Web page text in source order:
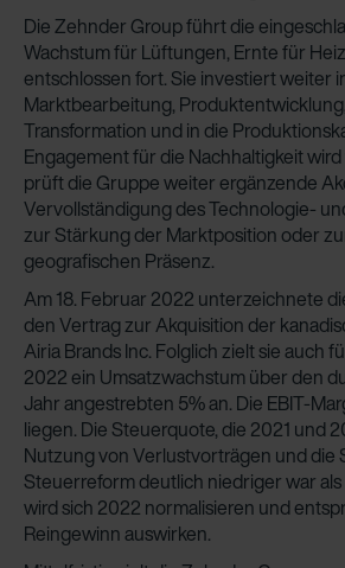
Die Zehnder Group führt die
Wachstum für Lüftungen, Ernte für
entschlossen fort. Sie investiert weiter
Marktbearbeitung,
Transformation und in die
Engagement für die Nachhaltigkeit
prüft die Gruppe weiter ergänzende
Vervollständigung des Technologie-
zur Stärkung der Marktposition oder
geografischen Präsenz.
Am 18. Februar 2022 unterzeichnete
den Vertrag zur Akquisition der
Airia Brands Inc. Folglich zielt sie auch
2022 ein Umsatzwachstum über den
Jahr angestrebten 5% an. Die EBIT-
liegen. Die Steuerquote, die 2021 und
Nutzung von Verlustvorträgen und die
Steuerreform deutlich niedriger war
wird sich 2022 normalisieren und
Reingewinn auswirken.